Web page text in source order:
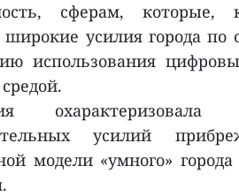
сферам,
усилия города по
использования
усилий
модели «умного»